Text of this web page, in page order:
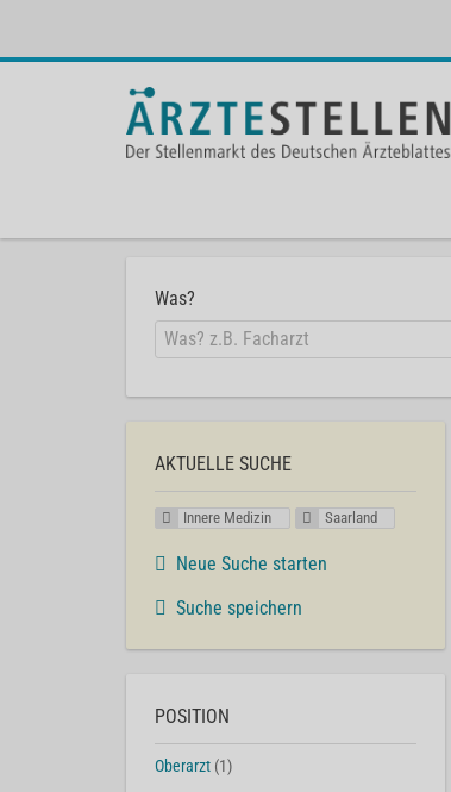
Was?
AKTUELLE SUCHE
Innere Medizin Saarland
Neue Suche starten
Suche speichern
POSITION
Oberarzt (1)